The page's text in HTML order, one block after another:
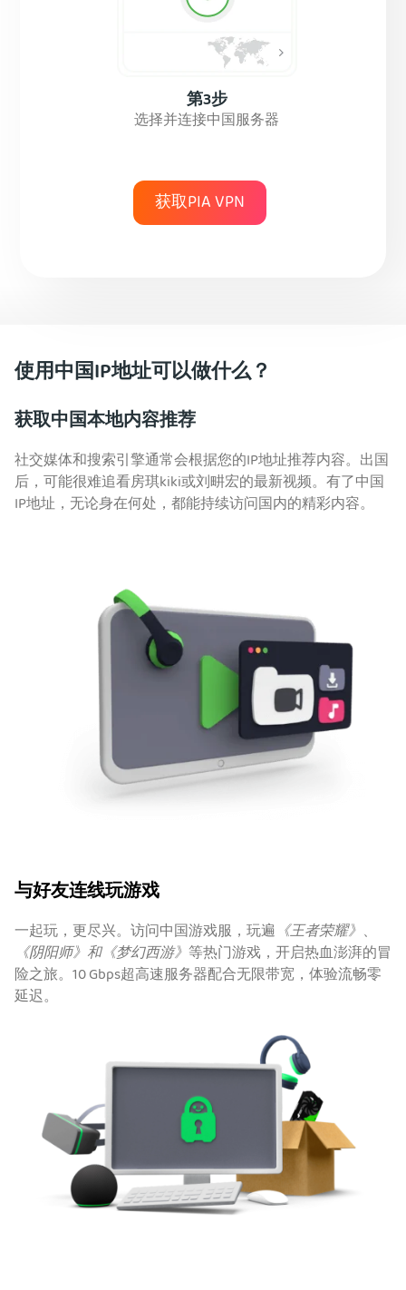
第3步
选择并连接中国服务器
获取PIA VPN
使用中国IP地址可以做什么？
获取中国本地内容推荐
社交媒体和搜索引擎通常会根据您的IP地址推荐内容。出国
后，可能很难追看房琪kiki或刘畊宏的最新视频。有了中国
IP地址，无论身在何处，都能持续访问国内的精彩内容。
与好友连线玩游戏
一起玩，更尽兴。访问中国游戏服，玩遍 《王者荣耀》 、
《阴阳师》和《梦幻西游》 等热门游戏，开启热血澎湃的冒
险之旅。10 Gbps超高速服务器配合无限带宽，体验流畅零
延迟。